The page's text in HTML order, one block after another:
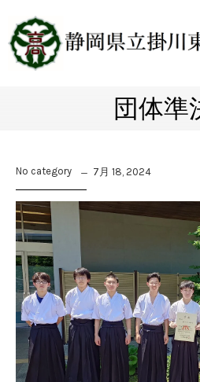
団体準
No category 7月 18, 2024